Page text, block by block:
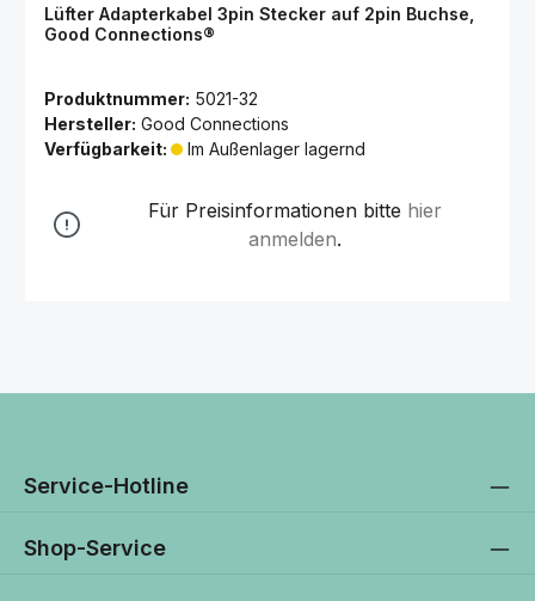
Lüfter Adapterkabel 3pin Stecker auf 2pin Buchse,
Good Connections®
Produktnummer: 5021-32
Hersteller: Good Connections
Verfügbarkeit:
Im Außenlager lagernd
Für Preisinformationen bitte hier
anmelden.
Service-Hotline
Shop-Service